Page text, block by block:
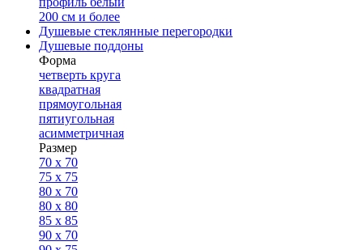
200 см и более
Душевые стеклянные перегородки
Душевые поддоны
Форма
четверть круга
квадратная
прямоугольная
пятиугольная
асимметричная
Размер
70 x 70
75 x 75
80 x 70
80 x 80
85 x 85
90 x 70